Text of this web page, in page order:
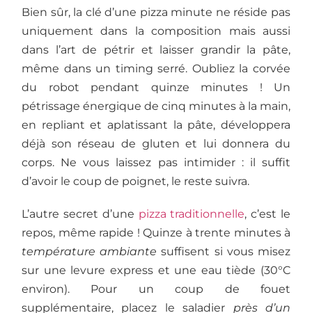
Bien sûr, la clé d’une pizza minute ne réside pas
uniquement dans la composition mais aussi
dans l’art de pétrir et laisser grandir la pâte,
même dans un timing serré. Oubliez la corvée
du robot pendant quinze minutes ! Un
pétrissage énergique de cinq minutes à la main,
en repliant et aplatissant la pâte, développera
déjà son réseau de gluten et lui donnera du
corps. Ne vous laissez pas intimider : il suffit
d’avoir le coup de poignet, le reste suivra.
L’autre secret d’une pizza traditionnelle, c’est le
repos, même rapide ! Quinze à trente minutes à
température ambiante suffisent si vous misez
sur une levure express et une eau tiède (30°C
environ). Pour un coup de fouet
supplémentaire, placez le saladier près d’un